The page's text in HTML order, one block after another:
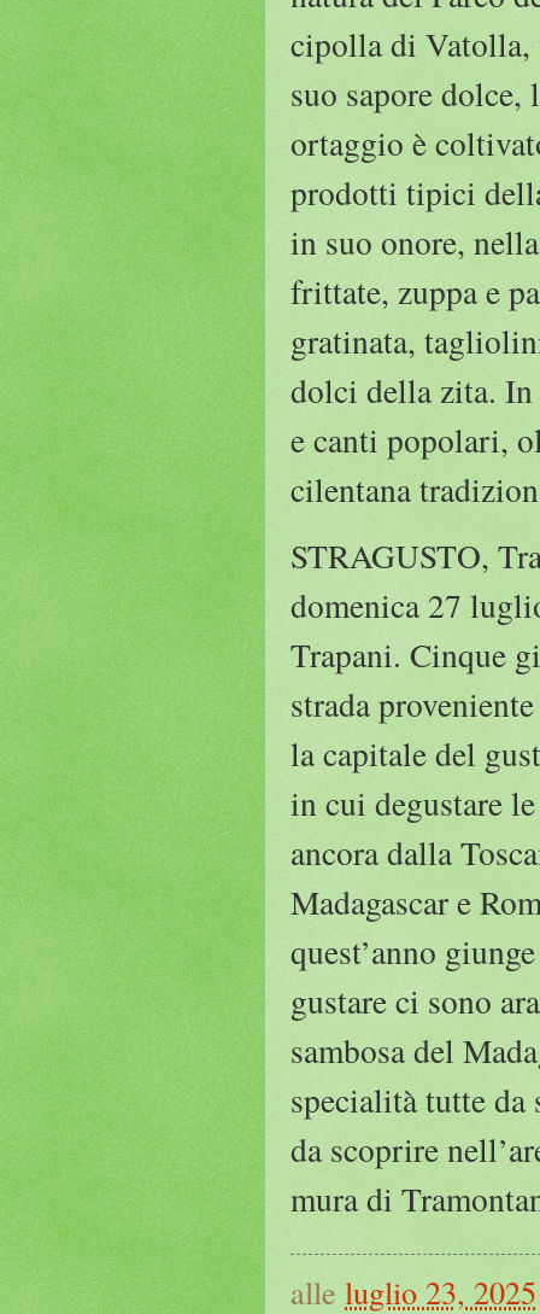
cipolla di
suo sapore
ortaggio è
prodotti tipici
in suo onore,
frittate, zuppa e
gratinata,
dolci della zita. In
e canti popolari,
cilentana
STRAGUSTO,
domenica 27
Trapani. Cinque
strada
la capitale del
in cui degustare
ancora dalla
Madagascar e
quest’anno
gustare ci sono
sambosa del
specialità tutte
da scoprire
mura di
alle luglio 23, 2025